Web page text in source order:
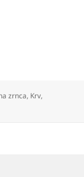
zrnca, Krv,
u krvi povišeni i